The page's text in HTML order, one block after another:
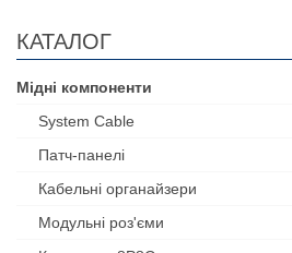
КАТАЛОГ
Мідні компоненти
System Cable
Патч-панелі
Кабельні органайзери
Модульні роз'єми